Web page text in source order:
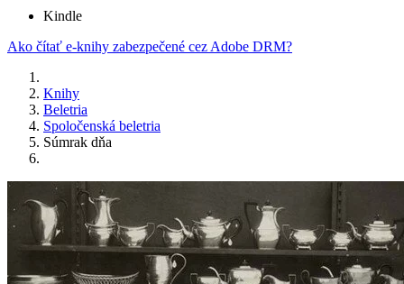
Kindle
Ako čítať e-knihy zabezpečené cez Adobe DRM?
Knihy
Beletria
Spoločenská beletria
Súmrak dňa